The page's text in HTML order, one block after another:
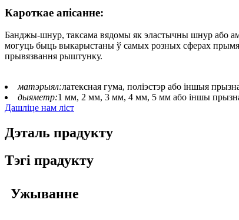
Кароткае апісанне:
Банджы-шнур, таксама вядомы як эластычны шнур або
могуць быць выкарыстаны ў самых розных сферах
прывязвання рыштунку.
матэрыял:латексная гума, поліэстэр або іншыя
дыяметр:1 мм, 2 мм, 3 мм, 4 мм, 5 мм або іншы
Дашліце нам ліст
Дэталь прадукту
Тэгі прадукту
Ужыванне